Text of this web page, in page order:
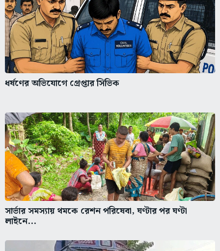
ধর্ষণের অভিযোগে গ্রেপ্তার সিভিক
সার্ভার সমস্যায় থমকে রেশন পরিষেবা, ঘণ্টার পর ঘণ্টা
লাইনে...